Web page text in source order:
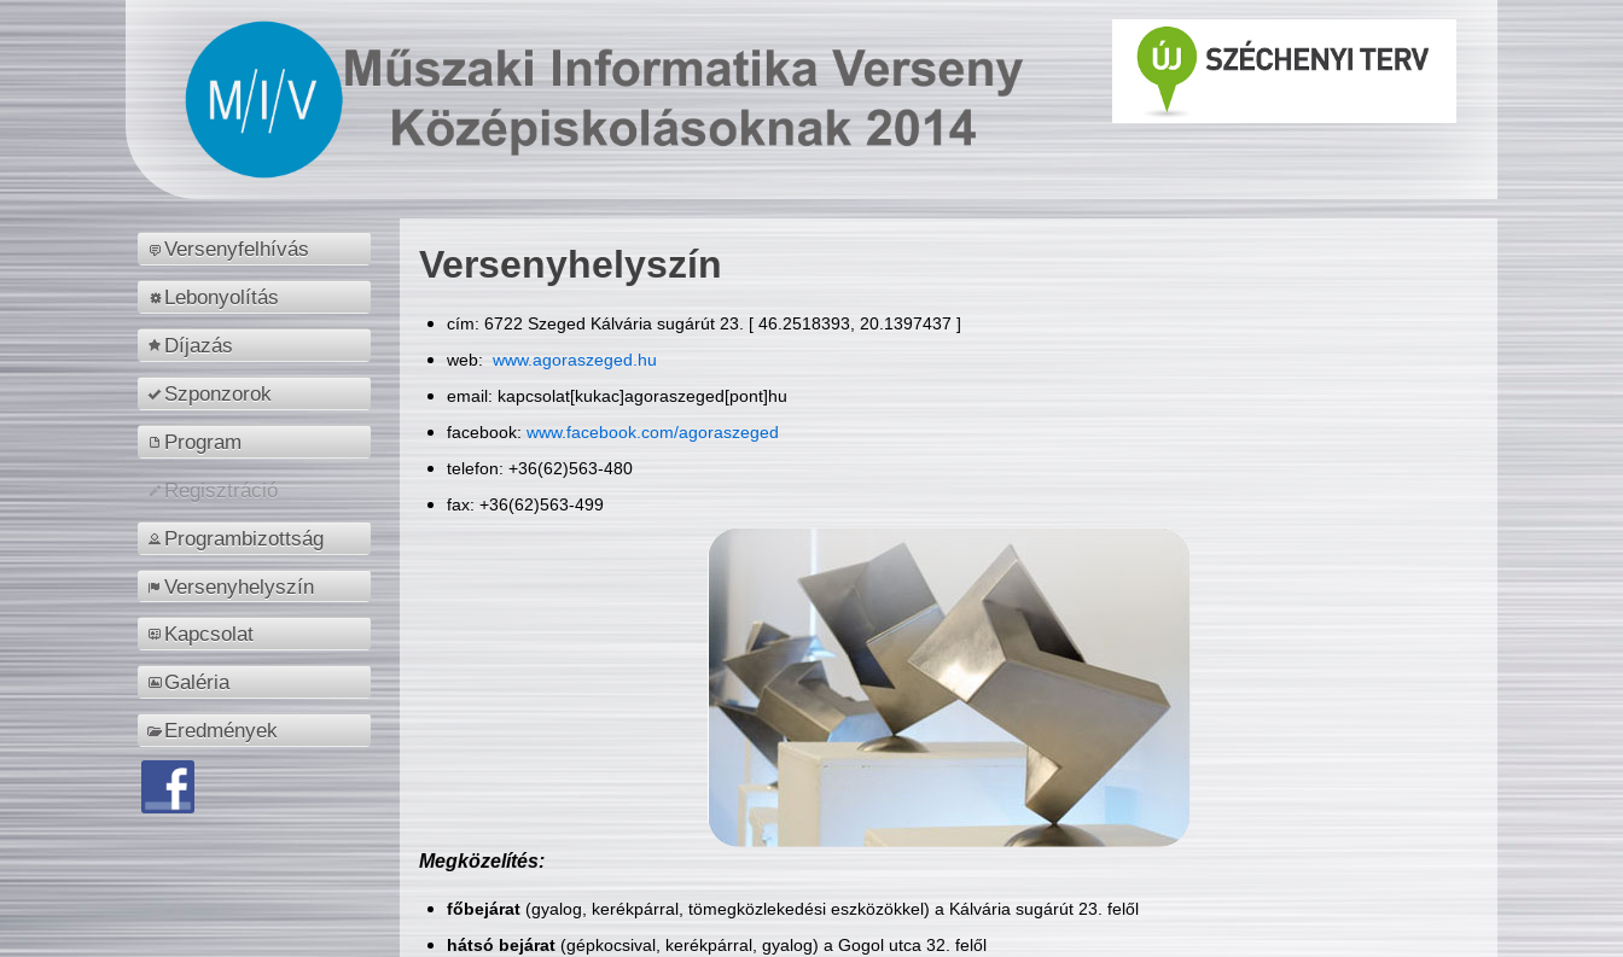
Versenyfelhívás
Lebonyolítás
Díjazás
Szponzorok
Program
Regisztráció
Programbizottság
Versenyhelyszín
Kapcsolat
Galéria
Eredmények
Versenyhelyszín
cím: 6722 Szeged Kálvária sugárút 23. [ 46.2518393, 20.1397437 ]
web: www.agoraszeged.hu
email: kapcsolat[kukac]agoraszeged[pont]hu
facebook: www.facebook.com/agoraszeged
telefon: +36(62)563-480
fax: +36(62)563-499
Megközelítés:
főbejárat(gyalog, kerékpárral, tömegközlekedési eszközökkel) a Kálvária sugárút 23. felől
hátsó bejárat(gépkocsival, kerékpárral, gyalog) a Gogol utca 32. felől